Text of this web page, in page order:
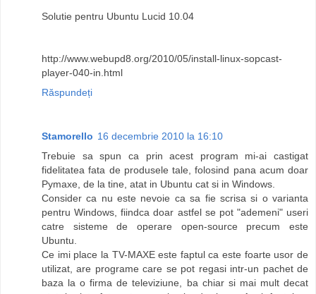
Solutie pentru Ubuntu Lucid 10.04
http://www.webupd8.org/2010/05/install-linux-sopcast-
player-040-in.html
Răspundeți
Stamorello 16 decembrie 2010 la 16:10
Trebuie sa spun ca prin acest program mi-ai castigat
fidelitatea fata de produsele tale, folosind pana acum doar
Pymaxe, de la tine, atat in Ubuntu cat si in Windows.
Consider ca nu este nevoie ca sa fie scrisa si o varianta
pentru Windows, fiindca doar astfel se pot "ademeni" useri
catre sisteme de operare open-source precum este
Ubuntu.
Ce imi place la TV-MAXE este faptul ca este foarte usor de
utilizat, are programe care se pot regasi intr-un pachet de
baza la o firma de televiziune, ba chiar si mai mult decat